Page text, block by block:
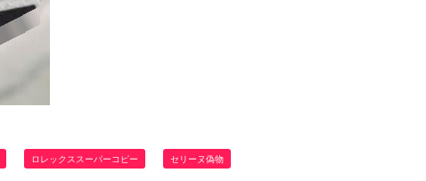
ロレックススーパーコピー セリーヌ偽物